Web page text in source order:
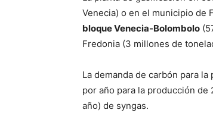
Venecia) o en el municipio de
bloque Venecia-Bolombolo
Fredonia (3 millones de
La demanda de carbón para
por año para la producción
año) de syngas.